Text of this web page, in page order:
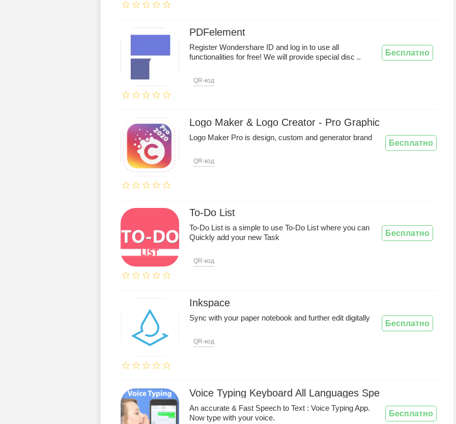
PDFelement
Register Wondershare ID and log in to use all
functionalities for free! We will provide special disc ..
QR-код
Бесплатно
Logo Maker & Logo Creator - Pro Graphic Design - Brand
Logo Maker Pro is design, custom and generator brand
QR-код
Бесплатно
To-Do List
To-Do List is a simple to use To-Do List where you can
Quickly add your new Task
QR-код
Бесплатно
Inkspace
Sync with your paper notebook and further edit digitally
QR-код
Бесплатно
Voice Typing Keyboard All Languages Speech to Text
An accurate & Fast Speech to Text : Voice Typing App.
Now type with your voice.
Бесплатно